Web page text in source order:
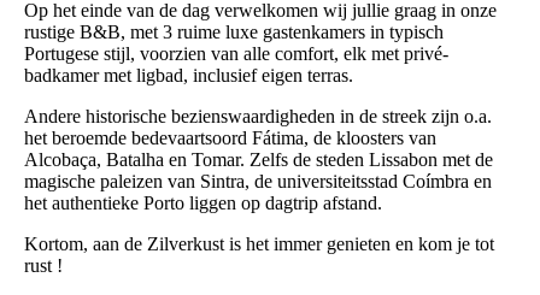
Op het einde van de dag verwelkomen wij jullie graag in onze
rustige B&B, met 3 ruime luxe gastenkamers in typisch
Portugese stijl, voorzien van alle comfort, elk met privé-
badkamer met ligbad, inclusief eigen terras.
Andere historische bezienswaardigheden in de streek zijn o.a.
het beroemde bedevaartsoord Fátima, de kloosters van
Alcobaça, Batalha en Tomar. Zelfs de steden Lissabon met de
magische paleizen van Sintra, de universiteitsstad Coímbra en
het authentieke Porto liggen op dagtrip afstand.
Kortom, aan de Zilverkust is het immer genieten en kom je tot
rust !